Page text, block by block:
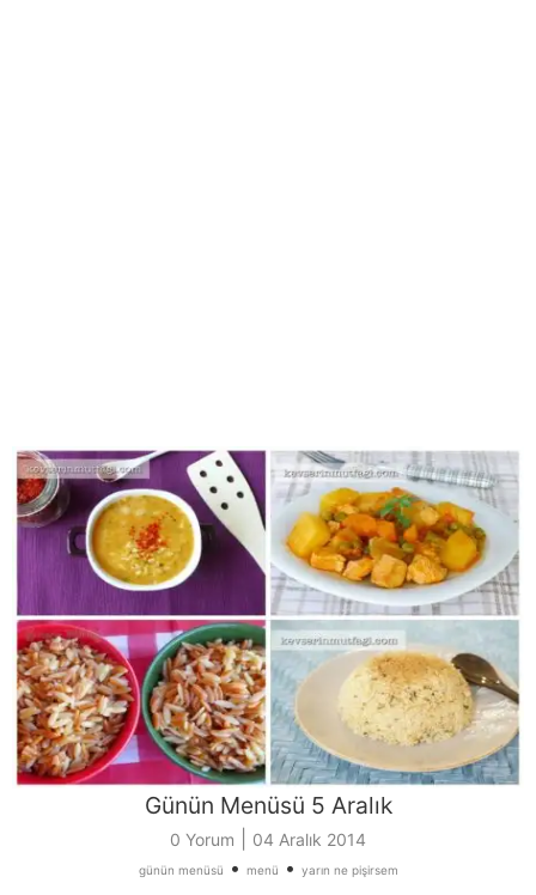
Günün Menüsü 5 Aralık
0 Yorum 04 Aralık 2014
günün menüsü • menü • yarın ne pişirsem